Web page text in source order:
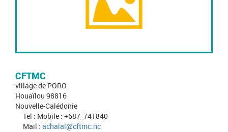
CFTMC
village de PORO
Houaïlou 98816
Nouvelle-Calédonie
Tel : Mobile : +687_741840
Mail : achalal@cftmc.nc